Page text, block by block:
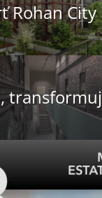
Rohan City
transformuj